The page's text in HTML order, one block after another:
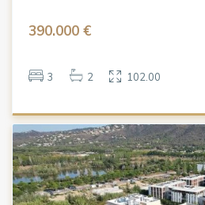
390.000 €
3 2 102.00